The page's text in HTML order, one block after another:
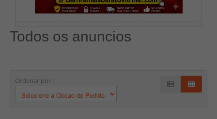
Todos os anuncios
Ordenar por :